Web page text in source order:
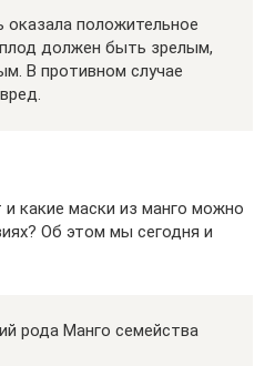
положительное
должен быть зрелым,
В противном случае
какие маски из манго можно
Об этом мы сегодня и
рода Манго семейства